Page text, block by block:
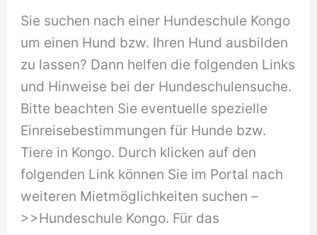
Sie suchen nach einer Hundeschule Kongo
um einen Hund bzw. Ihren Hund ausbilden
zu lassen? Dann helfen die folgenden Links
und Hinweise bei der Hundeschulensuche.
Bitte beachten Sie eventuelle spezielle
Einreisebestimmungen für Hunde bzw.
Tiere in Kongo. Durch klicken auf den
folgenden Link können Sie im Portal nach
weiteren Mietmöglichkeiten suchen –
>>Hundeschule Kongo. Für das